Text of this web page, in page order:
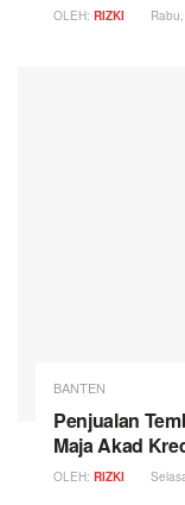
OLEH: RIZKI
BANTEN
Penjualan
Maja Akad
OLEH: RIZKI